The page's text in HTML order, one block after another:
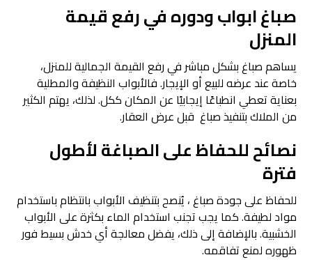
صباغ ابواب ودوره في رفع قيمة
المنزل
يساهم صباغ بشكل مباشر في رفع القيمة الجمالية للمنزل،
خاصة عند عرضه للبيع أو الإيجار. فالأبواب النظيفة والمطلية
بعناية تعطي انطباعًا إيجابيًا عن المكان ككل. لذلك، يهتم الكثير
من الملاك بتنفيذ صباغ قبل عرض العقار.
نصائح للحفاظ على الصباغة لأطول
فترة
للحفاظ على جودة صباغ ، يُنصح بتنظيف الأبواب بانتظام باستخدام
مواد لطيفة. كما يجب تجنب استخدام الماء بكثرة على الأبواب
الخشبية. بالإضافة إلى ذلك، يفضل معالجة أي خدش بسيط فور
ظهوره لمنع تفاقمه.